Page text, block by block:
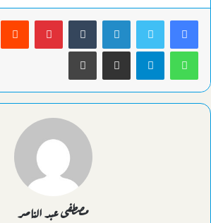
لينكدإن بينتيريست
واتساب تيلقرام مشاركة عبر البريد طباعة
مصطفى عبد الناصر